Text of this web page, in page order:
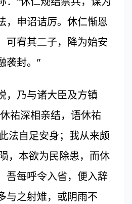
，申诏诘厉。休仁惭恩
可宥其二子，降为始安
袭封。”
乃与诸大臣及方镇
祐深相亲结，语休祐
法自足安身；我从来颇
，本欲为民除患，而休
吾每呼令入省，便入辞
与之射雉，或阴雨不